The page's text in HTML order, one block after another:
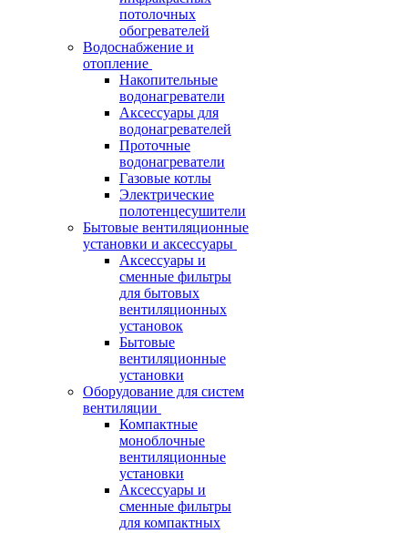
потолочных
обогревателей
Водоснабжение и
отопление
Накопительные
водонагреватели
Аксессуары для
водонагревателей
Проточные
водонагреватели
Газовые котлы
Электрические
полотенцесушители
Бытовые вентиляционные
установки и аксессуары
Аксессуары и
сменные фильтры
для бытовых
вентиляционных
установок
Бытовые
вентиляционные
установки
Оборудование для систем
вентиляции
Компактные
моноблочные
вентиляционные
установки
Аксессуары и
сменные фильтры
для компактных